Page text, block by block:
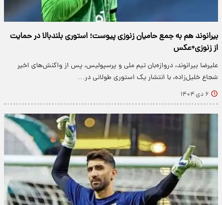
بیرانوند هم به جمع حامیان زنوزی پیوست؛ استوری بلندبالا در حمایت
از زنوزی+عکس
علیرضا بیرانوند، دروازه‌بان تیم ملی و پرسپولیس، پس از واکنش‌های اخیر
شجاع خلیل‌زاده، با انتشار یک استوری طولانی در…
۶ دی ۱۴۰۴